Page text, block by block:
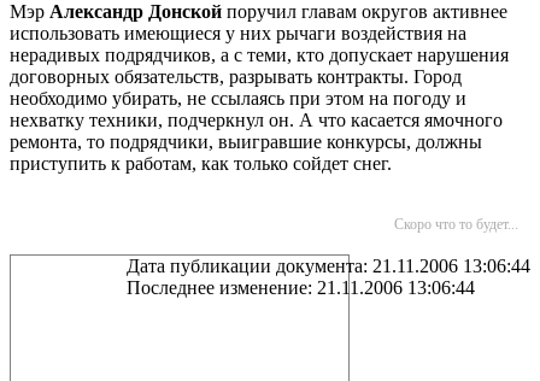
Мэр Александр Донской поручил главам округов активнее
использовать имеющиеся у них рычаги воздействия на
нерадивых подрядчиков, а с теми, кто допускает нарушения
договорных обязательств, разрывать контракты. Город
необходимо убирать, не ссылаясь при этом на погоду и
нехватку техники, подчеркнул он. А что касается ямочного
ремонта, то подрядчики, выигравшие конкурсы, должны
приступить к работам, как только сойдет снег.
Скоро что то будет...
Дата публикации документа: 21.11.2006 13:06:44
Последнее изменение: 21.11.2006 13:06:44